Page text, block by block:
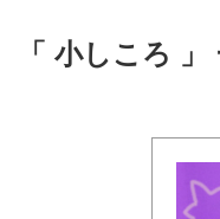
「 小しころ 」